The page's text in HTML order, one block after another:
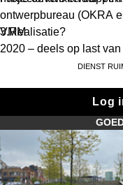
ontwerpbureau (OKRA
VMM
3.Realisatie?
2020 – deels op last
Dienst
Log